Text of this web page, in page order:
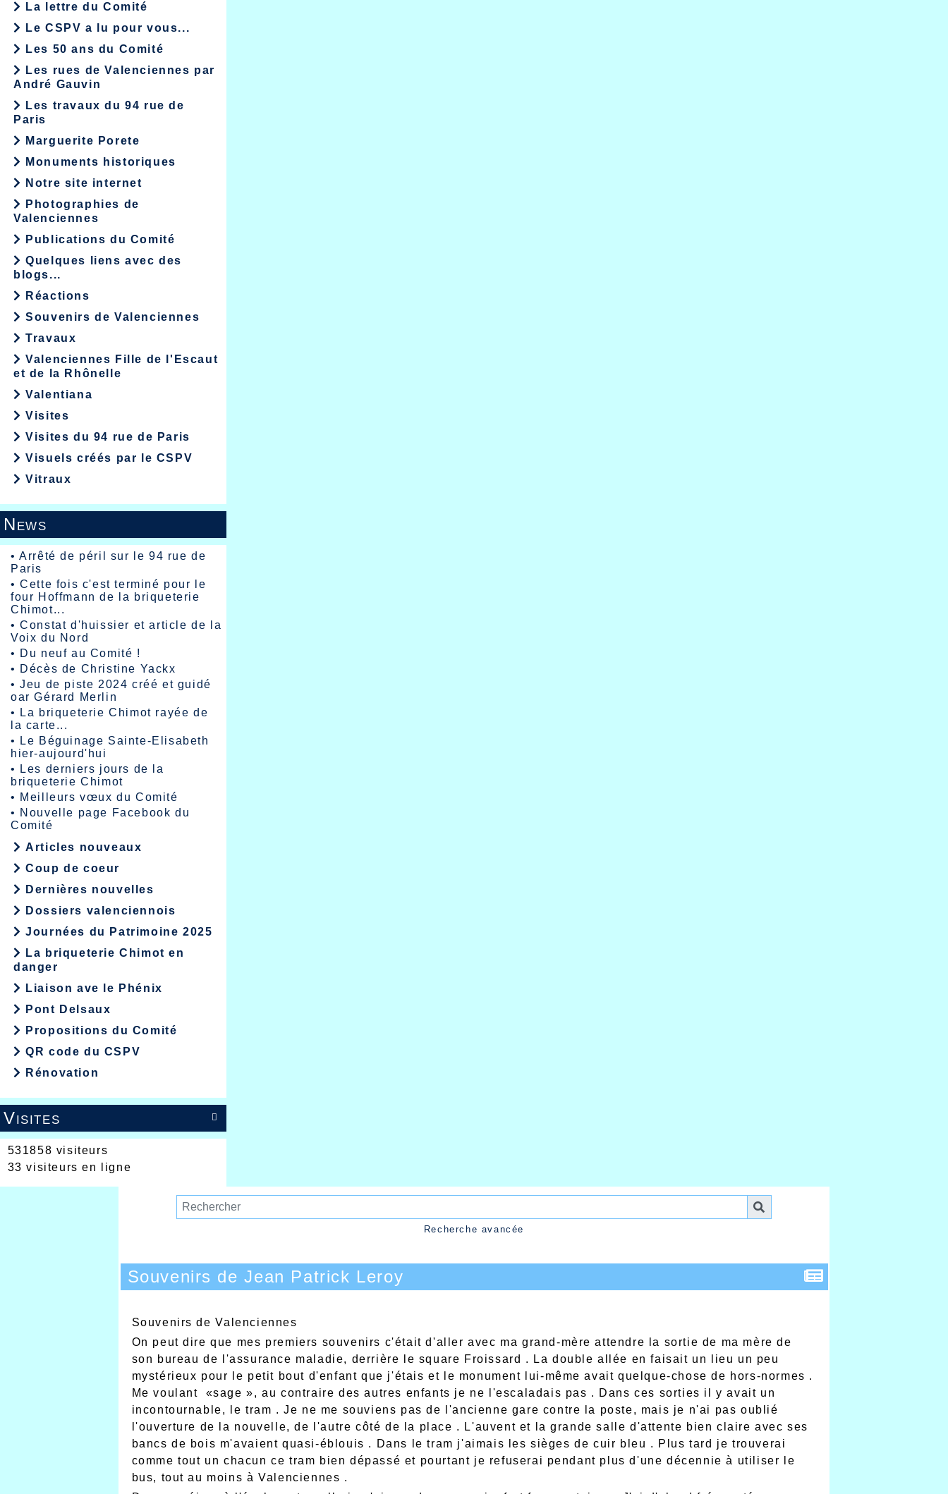
La lettre du Comité
Le CSPV a lu pour vous...
Les 50 ans du Comité
Les rues de Valenciennes par
André Gauvin
Les travaux du 94 rue de
Paris
Marguerite Porete
Monuments historiques
Notre site internet
Photographies de
Valenciennes
Publications du Comité
Quelques liens avec des
blogs...
Réactions
Souvenirs de Valenciennes
Travaux
Valenciennes Fille de l'Escaut
et de la Rhônelle
Valentiana
Visites
Visites du 94 rue de Paris
Visuels créés par le CSPV
Vitraux
News
•Arrêté de péril sur le 94 rue de
Paris
•Cette fois c'est terminé pour le
four Hoffmann de la briqueterie
Chimot...
•Constat d'huissier et article de la
Voix du Nord
• Du neuf au Comité !
• Décès de Christine Yackx
•Jeu de piste 2024 créé et guidé
oar Gérard Merlin
•
La briqueterie Chimot rayée de
la carte...
•
Le Béguinage Sainte-Elisabeth
hier-aujourd'hui
•
Les derniers jours de la
briqueterie Chimot
• Meilleurs vœux du Comité
• Nouvelle page Facebook du
Comité
Articles nouveaux
Coup de coeur
Dernières nouvelles
Dossiers valenciennois
Journées du Patrimoine 2025
La briqueterie Chimot en
danger
Liaison ave le Phénix
Pont Delsaux
Propositions du Comité
QR code du CSPV
Rénovation

Visites
531858 visiteurs
33 visiteurs en ligne
Recherche avancée
Souvenirs de Jean Patrick Leroy
Souvenirs de Valenciennes
On peut dire que mes premiers souvenirs c'était d'aller avec ma grand-mère attendre la sortie de ma mère de
son bureau de l'assurance maladie, derrière le square Froissard . La double allée en faisait un lieu un peu
mystérieux pour le petit bout d'enfant que j'étais et le monument lui-même avait quelque-chose de hors-normes .
Me voulant «sage », au contraire des autres enfants je ne l'escaladais pas . Dans ces sorties il y avait un
incontournable, le tram . Je ne me souviens pas de l'ancienne gare contre la poste, mais je n'ai pas oublié
l'ouverture de la nouvelle, de l'autre côté de la place . L'auvent et la grande salle d'attente bien claire avec ses
bancs de bois m'avaient quasi-éblouis . Dans le tram j'aimais les sièges de cuir bleu . Plus tard je trouverai
comme tout un chacun ce tram bien dépassé et pourtant je refuserai pendant plus d'une décennie à utiliser le
bus, tout au moins à Valenciennes .